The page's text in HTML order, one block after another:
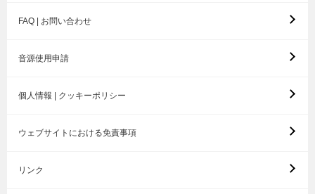
FAQ | お問い合わせ
音源使用申請
個人情報 | クッキーポリシー
ウェブサイトにおける免責事項
リンク